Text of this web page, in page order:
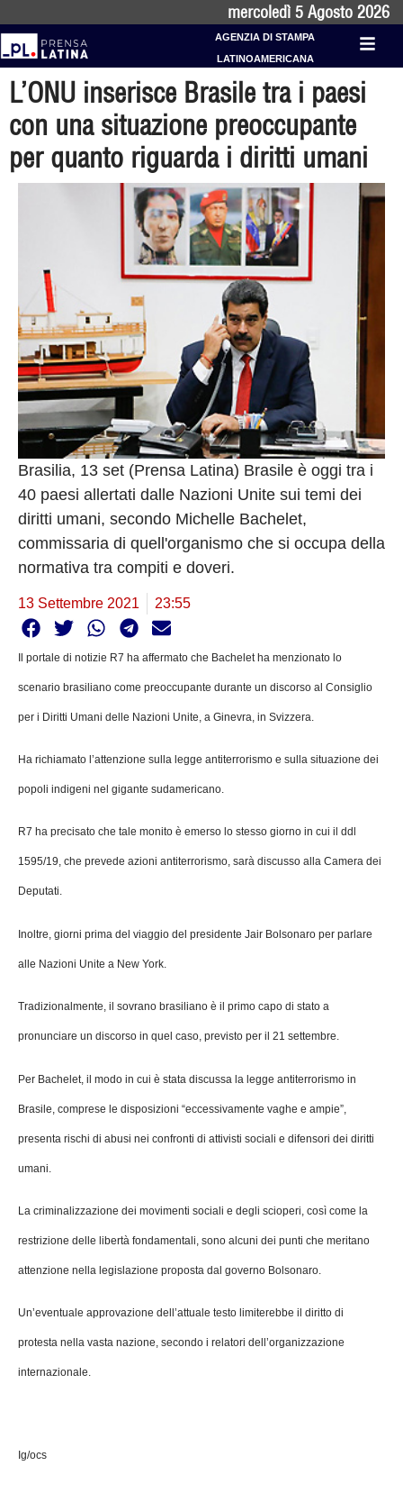
mercoledì 5 Agosto 2026
AGENZIA DI STAMPA
LATINOAMERICANA
L’ONU inserisce Brasile tra i paesi
con una situazione preoccupante
per quanto riguarda i diritti umani
Brasilia, 13 set (Prensa Latina) Brasile è oggi tra i
40 paesi allertati dalle Nazioni Unite sui temi dei
diritti umani, secondo Michelle Bachelet,
commissaria di quell'organismo che si occupa della
normativa tra compiti e doveri.
13 Settembre 2021 23:55
Il portale di notizie R7 ha affermato che Bachelet ha menzionato lo
scenario brasiliano come preoccupante durante un discorso al Consiglio
per i Diritti Umani delle Nazioni Unite, a Ginevra, in Svizzera.
Ha richiamato l’attenzione sulla legge antiterrorismo e sulla situazione dei
popoli indigeni nel gigante sudamericano.
R7 ha precisato che tale monito è emerso lo stesso giorno in cui il ddl
1595/19, che prevede azioni antiterrorismo, sarà discusso alla Camera dei
Deputati.
Inoltre, giorni prima del viaggio del presidente Jair Bolsonaro per parlare
alle Nazioni Unite a New York.
Tradizionalmente, il sovrano brasiliano è il primo capo di stato a
pronunciare un discorso in quel caso, previsto per il 21 settembre.
Per Bachelet, il modo in cui è stata discussa la legge antiterrorismo in
Brasile, comprese le disposizioni “eccessivamente vaghe e ampie”,
presenta rischi di abusi nei confronti di attivisti sociali e difensori dei diritti
umani.
La criminalizzazione dei movimenti sociali e degli scioperi, così come la
restrizione delle libertà fondamentali, sono alcuni dei punti che meritano
attenzione nella legislazione proposta dal governo Bolsonaro.
Un’eventuale approvazione dell’attuale testo limiterebbe il diritto di
protesta nella vasta nazione, secondo i relatori dell’organizzazione
internazionale.
Ig/ocs